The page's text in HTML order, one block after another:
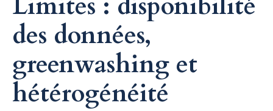
des données,
greenwashing et
hétérogénéité